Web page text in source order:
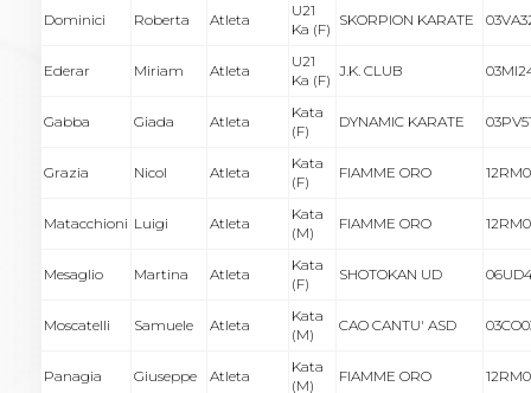
Dominici Roberta Atleta
U21
Ka (F)
SKORPION KARATE
Ederar Miriam Atleta
U21
Ka (F)
J.K. CLUB
Gabba Giada Atleta
Kata
(F)
DYNAMIC KARATE
Grazia Nicol Atleta
Kata
(F)
FIAMME ORO
Matacchioni Luigi Atleta
Kata
(M)
FIAMME ORO
Mesaglio Martina Atleta
Kata
(F)
SHOTOKAN UD
Moscatelli Samuele Atleta
Kata
(M)
CAO CANTU' ASD
Panagia Giuseppe Atleta
Kata
(M)
FIAMME ORO